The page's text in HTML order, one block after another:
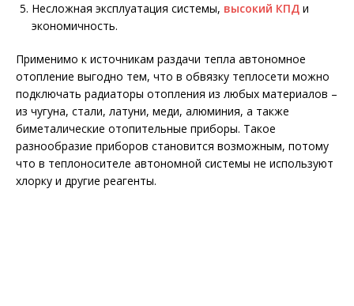
Несложная эксплуатация системы, высокий КПД и
экономичность.
Применимо к источникам раздачи тепла автономное
отопление выгодно тем, что в обвязку теплосети можно
подключать радиаторы отопления из любых материалов –
из чугуна, стали, латуни, меди, алюминия, а также
биметалические отопительные приборы. Такое
разнообразие приборов становится возможным, потому
что в теплоносителе автономной системы не используют
хлорку и другие реагенты.